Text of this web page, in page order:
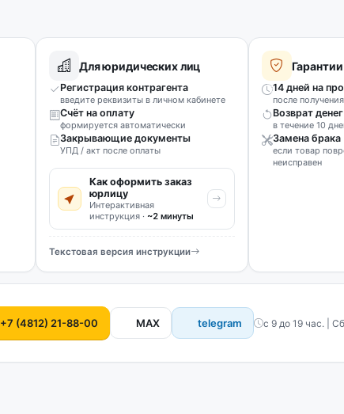
Для юридических лиц
Регистрация контрагента
введите реквизиты в личном кабинете
Счёт на оплату
формируется автоматически
Закрывающие документы
УПД / акт после оплаты
Как оформить заказ
юрлицу
Интерактивная
инструкция · ~2 минуты
Текстовая версия инструкции
14 дней на
после
Возврат денег
в течение 10
Замена брака
если товар
неисправен
+7 (4812) 21-88-00 MAX telegram с 9 до 19 час. |